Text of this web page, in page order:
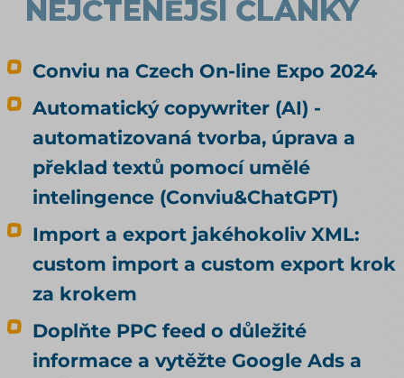
NEJČTENĚJŠÍ ČLÁNKY
Conviu na Czech On-line Expo 2024
Automatický copywriter (AI) -
automatizovaná tvorba, úprava a
překlad textů pomocí umělé
intelingence (Conviu&ChatGPT)
Import a export jakéhokoliv XML:
custom import a custom export krok
za krokem
Doplňte PPC feed o důležité
informace a vytěžte Google Ads a